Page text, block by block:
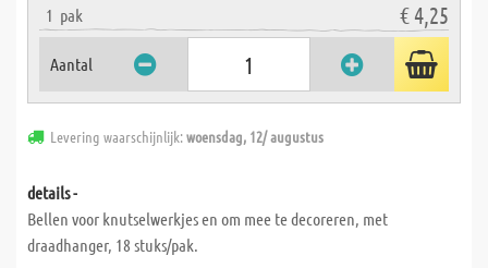
1 pak € 4,25
Aantal
Levering waarschijnlijk:woensdag, 12/ augustus
details -
Bellen voor knutselwerkjes en om mee te decoreren, met
draadhanger, 18 stuks/pak.